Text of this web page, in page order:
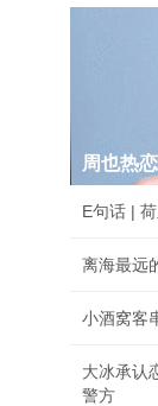
周也热
E句话 |
离海最远
小酒窝客
大冰承认
警方